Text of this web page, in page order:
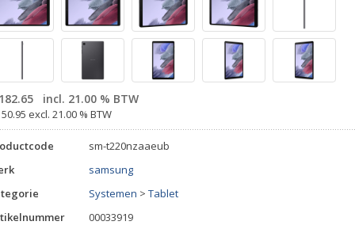
incl. 21.00 % BTW
excl. 21.00 % BTW
sm-t220nzaaeub
samsung
Systemen > Tablet
00033919